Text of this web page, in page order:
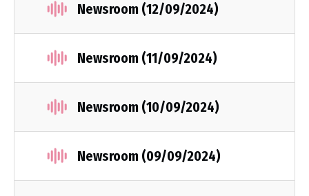
Newsroom (12/09/2024)
Newsroom (11/09/2024)
Newsroom (10/09/2024)
Newsroom (09/09/2024)